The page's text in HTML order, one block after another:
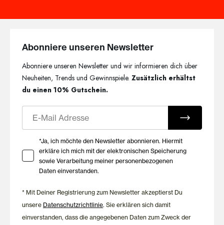
– vom Morgen bis zum Abend. Hochwertige Verarbeitung und
Lieblingsstück.
Qualität seit 1908
Seit über 100 Jahren entwickelt HUBER Damenwäsche mit
dem Anspruch, hochwertige Materialien, präzise Verarbeitung
und zeitloses Design miteinander zu verbinden. Hautnah Lush
Lace vereint diese Werte mit femininer Spitze und stilvoller
Eleganz – für Wäsche, die jeden Tag ein besonderes Gefühl
Abonniere unseren Newsletter
Abonniere unseren Newsletter und wir informieren dich über
Neuheiten, Trends und Gewinnspiele.Zusätzlich erhältst
du einen 10% Gutschein.
Ihre Zustimmung zu Marketing E-Mails
*Ja, ich möchte den Newsletter abonnieren. Hiermit
erkläre ich mich mit der elektronischen Speicherung
sowie Verarbeitung meiner personenbezogenen
Daten einverstanden.
* Mit Deiner Registrierung zum Newsletter akzeptierst Du
unsere Datenschutzrichtlinie. Sie erklären sich damit
einverstanden, dass die angegebenen Daten zum Zweck der